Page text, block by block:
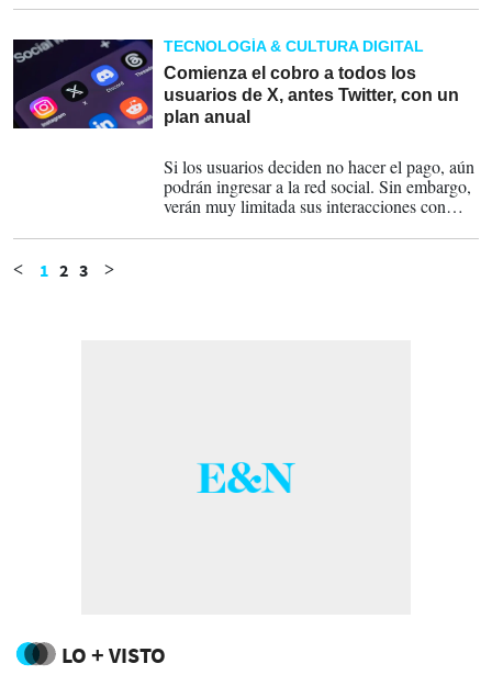
TECNOLOGÍA & CULTURA DIGITAL
Comienza el cobro a todos los
usuarios de X, antes Twitter, con un
plan anual
Si los usuarios deciden no hacer el pago, aún
podrán ingresar a la red social. Sin embargo,
verán muy limitada sus interacciones con
< 1 2 3 >
LO + VISTO